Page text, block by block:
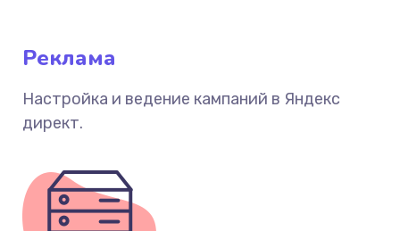
Реклама
Настройка и ведение кампаний в Яндекс
директ.